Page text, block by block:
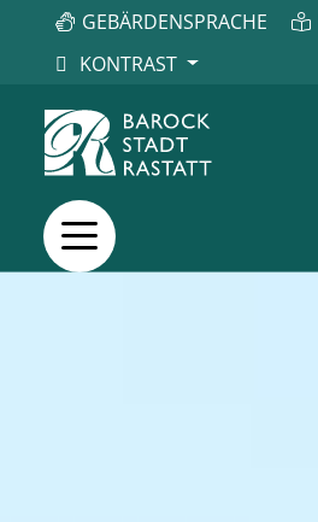
GEBÄRDENSPRACHE
KONTRAST